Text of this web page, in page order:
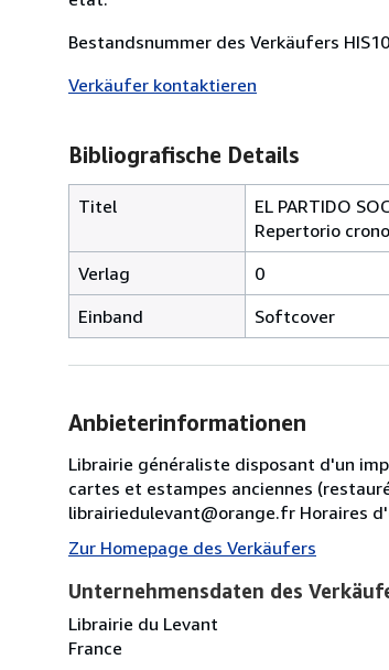
Bestandsnummer des Verkäufers
Verkäufer kontaktieren
Bibliografische Details
Titel
EL PARTIDO
Repertorio
Verlag
0
Einband
Softcover
Anbieterinformationen
Librairie généraliste disposant d'un
cartes et estampes anciennes
librairiedulevant@orange.fr Horaires
Zur Homepage des Verkäufers
Unternehmensdaten des
Librairie du Levant
France